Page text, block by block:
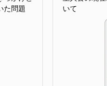
た問題
いて